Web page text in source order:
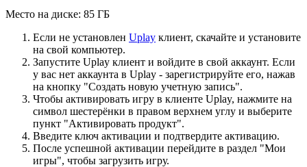
Место на диске: 85 ГБ
Если не установлен Uplay клиент, скачайте и установите
на свой компьютер.
Запустите Uplay клиент и войдите в свой аккаунт. Если
у вас нет аккаунта в Uplay - зарегистрируйте его, нажав
на кнопку "Создать новую учетную запись".
Чтобы активировать игру в клиенте Uplay, нажмите на
символ шестерёнки в правом верхнем углу и выберите
пункт "Активировать продукт".
Введите ключ активации и подтвердите активацию.
После успешной активации перейдите в раздел "Мои
игры", чтобы загрузить игру.